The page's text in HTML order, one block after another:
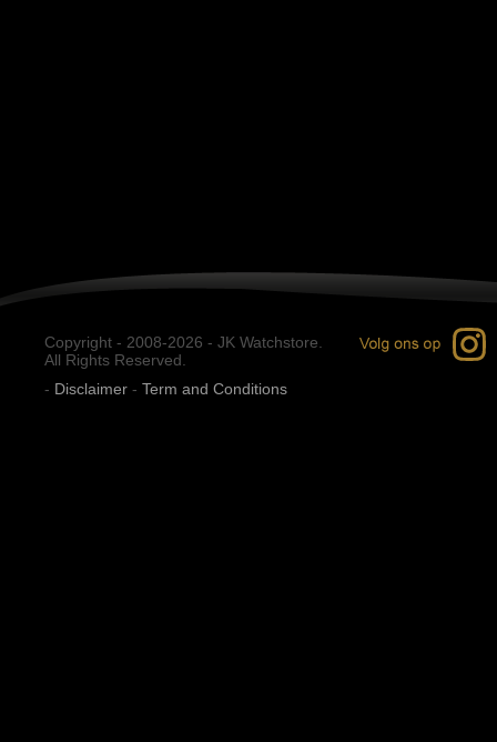
Copyright - 2008-2026 - JK Watchstore.
All Rights Reserved.
- Disclaimer - Term and Conditions